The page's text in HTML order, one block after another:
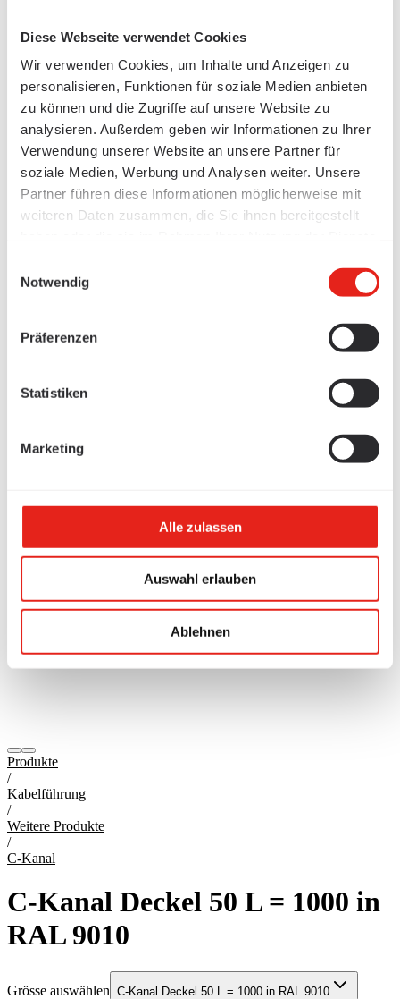
Diese Webseite verwendet Cookies
Wir verwenden Cookies, um Inhalte und Anzeigen zu
personalisieren, Funktionen für soziale Medien anbieten
zu können und die Zugriffe auf unsere Website zu
analysieren. Außerdem geben wir Informationen zu Ihrer
Verwendung unserer Website an unsere Partner für
soziale Medien, Werbung und Analysen weiter. Unsere
Partner führen diese Informationen möglicherweise mit
weiteren Daten zusammen, die Sie ihnen bereitgestellt
Notwendig
Präferenzen
Statistiken
Marketing
Alle zulassen
Auswahl erlauben
Ablehnen
Produkte
/
Kabelführung
/
Weitere Produkte
/
C-Kanal
C-Kanal Deckel 50 L = 1000 in
RAL 9010
Grösse auswählen C-Kanal Deckel 50 L = 1000 in RAL 9010